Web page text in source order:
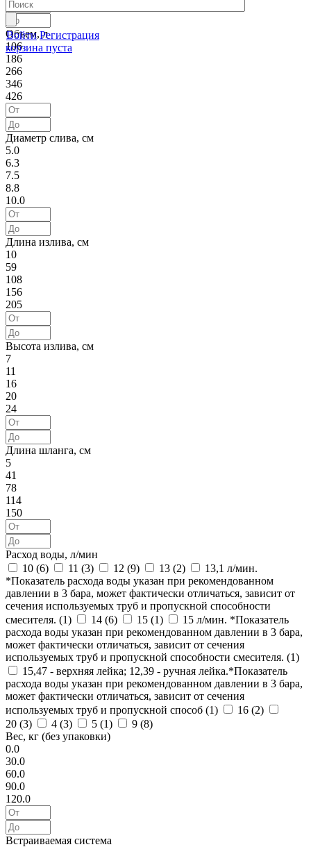
Войти Регистрация
корзина пуста
Объем, л
106
186
266
346
426
Диаметр слива, см
5.0
6.3
7.5
8.8
10.0
Длина излива, см
10
59
108
156
205
Высота излива, см
7
11
16
20
24
Длина шланга, см
5
41
78
114
150
Расход воды, л/мин
10 (6) 11 (3) 12 (9) 13 (2)
13,1 л/мин.
*Показатель расхода воды указан при рекомендованном
давлении в 3 бара, может фактически отличаться, зависит от
сечения используемых труб и пропускной способности
смесителя. (1) 14 (6) 15 (1)
15 л/мин. *Показатель
расхода воды указан при рекомендованном давлении в 3 бара,
может фактически отличаться, зависит от сечения
используемых труб и пропускной способности смесителя. (1)
15,47 - верхняя лейка; 12,39 - ручная лейка.*Показатель
расхода воды указан при рекомендованном давлении в 3 бара,
может фактически отличаться, зависит от сечения
используемых труб и пропускной способ (1) 16 (2)
20 (3) 4 (3) 5 (1) 9 (8)
Вес, кг (без упаковки)
0.0
30.0
60.0
90.0
120.0
Встраиваемая система